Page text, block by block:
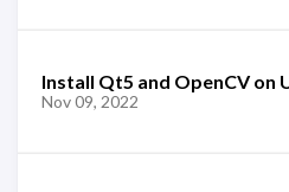
Install Qt5 and OpenCV on
Nov 09, 2022